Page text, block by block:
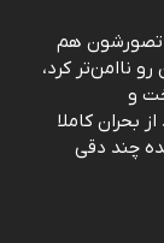
تصورشون هم
ناامن‌تر کرد،
و
بحران کاملا
چند دقی